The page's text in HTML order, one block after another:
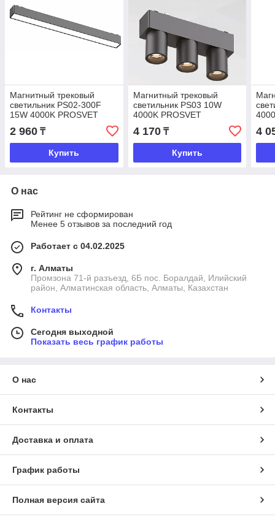
Магнитный трековый
светильник PS02-300F
15W 4000K PROSVET
2 960 ₸
Купить
Магнитный трековый
светильник PS03 10W
4000K PROSVET
4 170₸
Купить
4
О нас
Рейтинг не сформирован
Менее 5 отзывов за последний год
Работает с 04.02.2025
г. Алматы
Промзона 71-й разъезд, 6Б пос. Боралдай, Илийский
район, Алматинская область, Алматы, Казахстан
Контакты
Сегодня выходной
Показать весь график работы
О нас
Контакты
Доставка и оплата
График работы
Полная версия сайта